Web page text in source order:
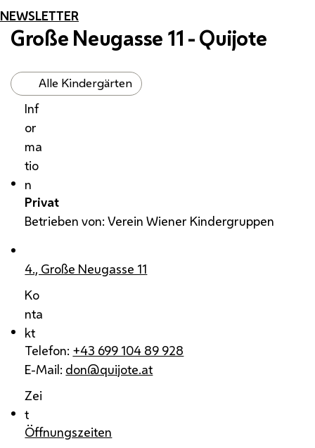
NEWSLETTER
Große Neugasse 11 - Quijote
Alle Kindergärten
Inf
or
ma
tio
n
Privat
Betrieben von: Verein Wiener Kindergruppen
4., Große Neugasse 11
Ko
nta
kt
Telefon: +43 699 104 89 928
E-Mail: don@quijote.at
Zei
t
Öffnungszeiten